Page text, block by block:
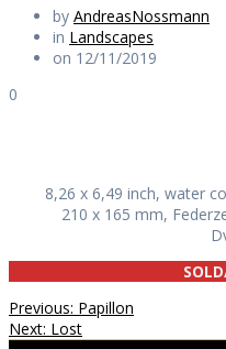
by AndreasNossmann
in Landscapes
on 12/11/2019
0
8,26 x 6,49 inch, water
210 x 165 mm,
Previous: Previous
post:
Papillon
Next: Next
Lost